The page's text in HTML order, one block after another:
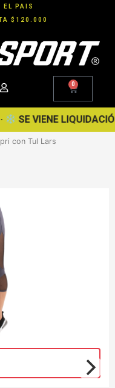
EL PAIS
$120.000
0 Cart
SE VIENE LIQUIDACIÓN
con Tul Lars